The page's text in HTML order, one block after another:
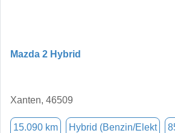
Mazda 2 Hybrid
Xanten, 46509
15.090 km Hybrid (Benzin/Elekt